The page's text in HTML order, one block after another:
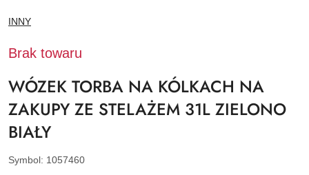
NAZWA
PRODUCENTA:
INNY
Brak towaru
WÓZEK TORBA NA KÓLKACH NA
ZAKUPY ZE STELAŻEM 31L ZIELONO
BIAŁY
Symbol: 1057460